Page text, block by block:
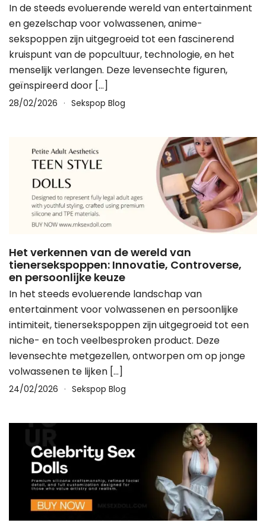
In de steeds evoluerende wereld van entertainment
en gezelschap voor volwassenen, anime-
sekspoppen zijn uitgegroeid tot een fascinerend
kruispunt van de popcultuur, technologie, en het
menselijk verlangen. Deze levensechte figuren,
geïnspireerd door […]
28/02/2026 Sekspop Blog
Het verkennen van de wereld van
tienersekspoppen: Innovatie, Controverse,
en persoonlijke keuze
In het steeds evoluerende landschap van
entertainment voor volwassenen en persoonlijke
intimiteit, tienersekspoppen zijn uitgegroeid tot een
niche- en toch veelbesproken product. Deze
levensechte metgezellen, ontworpen om op jonge
volwassenen te lijken […]
24/02/2026 Sekspop Blog